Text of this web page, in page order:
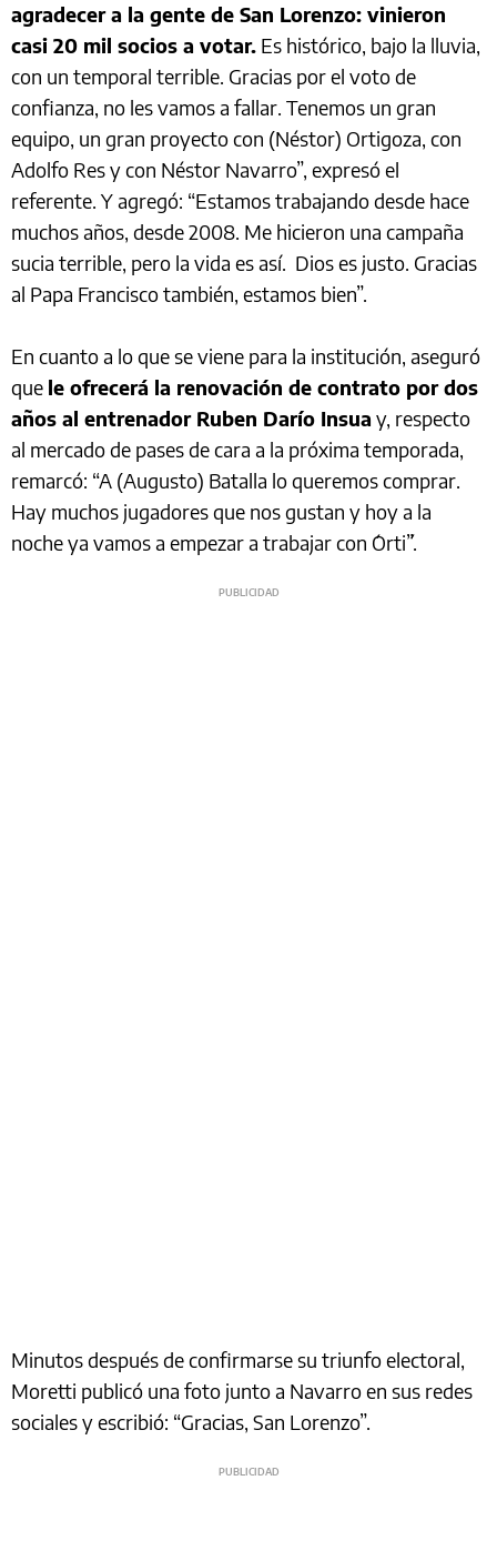
agradecer a la gente de San Lorenzo: vinieron
casi 20 mil socios a votar. Es histórico, bajo la lluvia,
con un temporal terrible. Gracias por el voto de
confianza, no les vamos a fallar. Tenemos un gran
equipo, un gran proyecto con (Néstor) Ortigoza, con
Adolfo Res y con Néstor Navarro”, expresó el
referente. Y agregó: “Estamos trabajando desde hace
muchos años, desde 2008. Me hicieron una campaña
sucia terrible, pero la vida es así. Dios es justo. Gracias
al Papa Francisco también, estamos bien”.
En cuanto a lo que se viene para la institución, aseguró
que le ofrecerá la renovación de contrato por dos
años al entrenador Ruben Darío Insua y, respecto
al mercado de pases de cara a la próxima temporada,
remarcó: “A (Augusto) Batalla lo queremos comprar.
Hay muchos jugadores que nos gustan y hoy a la
noche ya vamos a empezar a trabajar con ´Orti´”.
Minutos después de confirmarse su triunfo electoral,
Moretti publicó una foto junto a Navarro en sus redes
sociales y escribió: “Gracias, San Lorenzo”.